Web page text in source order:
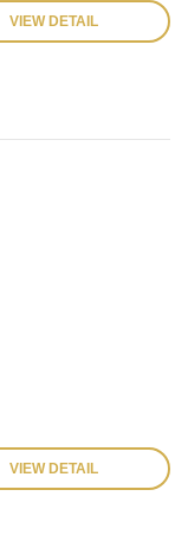
VIEW DETAIL
VIEW DETAIL